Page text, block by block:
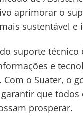
aprimorar o
sustentável e
suporte
e
Com o Suater, o
que
prosperar.